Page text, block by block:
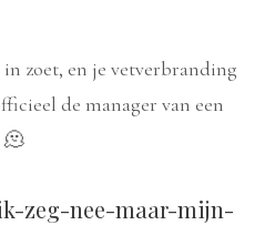
zoet, en je vetverbranding
de manager van een
🫠
zeg-nee-maar-mijn-